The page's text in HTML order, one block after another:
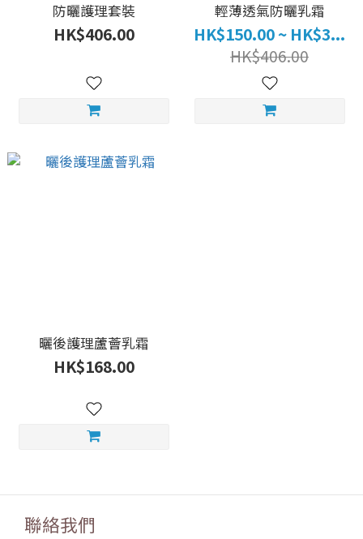
防曬護理套裝
HK$406.00
輕薄透氣防曬乳霜
HK$150.00 ~ HK$3...
HK$406.00
曬後護理蘆薈乳霜
HK$168.00
聯絡我們